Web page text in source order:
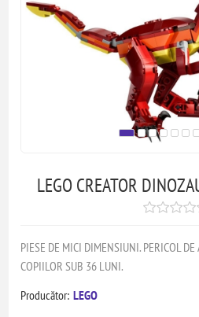
LEGO CREATOR
PIESE DE MICI DIMENSIUNI. PERICOL
COPIILOR SUB 36 LUNI.
Producător: LEGO